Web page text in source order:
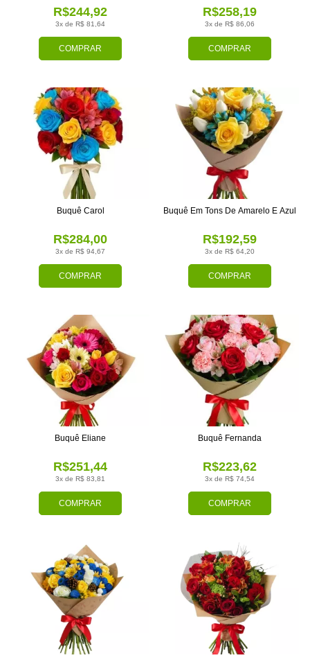
COMPRAR
3x de R$ 81,64
R$244,92
COMPRAR
3x de R$ 86,06
R$258,19
COMPRAR
3x de R$ 94,67
R$284,00
Buquê Carol
COMPRAR
3x de R$ 64,20
R$192,59
Buquê Em Tons De Amarelo E Azul
COMPRAR
3x de R$ 83,81
R$251,44
Buquê Eliane
COMPRAR
3x de R$ 74,54
R$223,62
Buquê Fernanda